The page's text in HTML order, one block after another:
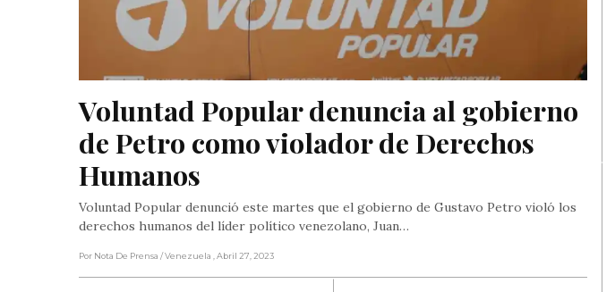
Voluntad Popular denuncia al gobierno
de Petro como violador de Derechos
Humanos
Voluntad Popular denunció este martes que el gobierno de Gustavo Petro violó los
derechos humanos del líder político venezolano, Juan…
Por Nota De Prensa / Venezuela , Abril 27, 2023